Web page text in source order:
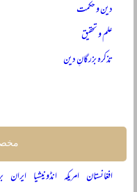
دین و حکمت
علم و تحقیق
تذکرہ بزرگانِ دین
افغانستان امریکہ انڈونیشیا ایران